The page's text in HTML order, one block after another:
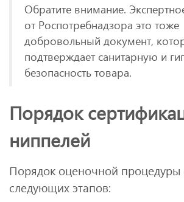
Обратите внимание.
от Роспотребнадзора это тоже
добровольный документ,
подтверждает санитарную и
безопасность товара.
Порядок
ниппелей
Порядок оценочной процедуры
следующих этапов: